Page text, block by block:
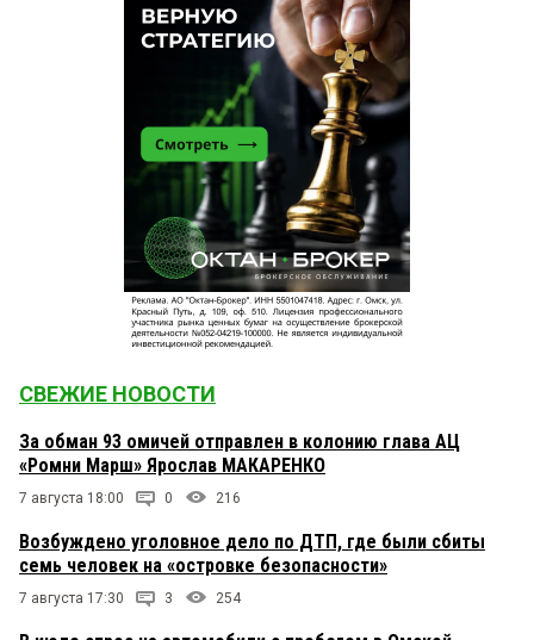
СВЕЖИЕ НОВОСТИ
За обман 93 омичей отправлен в колонию глава АЦ
«Ромни Марш» Ярослав МАКАРЕНКО
7 августа 18:00 0 216
Возбуждено уголовное дело по ДТП, где были сбиты
семь человек на «островке безопасности»
7 августа 17:30 3 254